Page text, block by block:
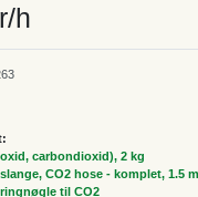
h
carbondioxid), 2 kg
CO2 hose - komplet, 1.5 m
til CO2